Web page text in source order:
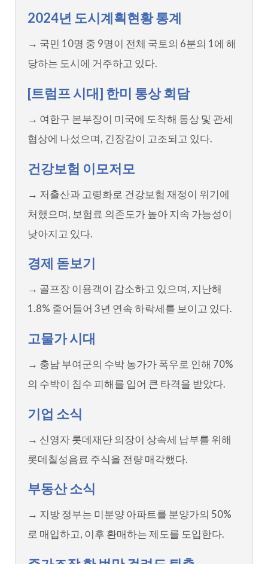
2024년 도시계획현황 통계
→ 국민 10명 중 9명이 전체 국토의 6분의 1에 해
당하는 도시에 거주하고 있다.
[트럼프 시대] 한미 통상 회담
→ 여한구 본부장이 미국에 도착해 통상 및 관세
협상에 나섰으며, 긴장감이 고조되고 있다.
건강보험 이모저모
→ 저출산과 고령화로 건강보험 재정이 위기에
처했으며, 보험료 의존도가 높아 지속 가능성이
낮아지고 있다.
경제 돋보기
→ 골프장 이용객이 감소하고 있으며, 지난해
1.8% 줄어들어 3년 연속 하락세를 보이고 있다.
고물가 시대
→ 충남 부여군의 수박 농가가 폭우로 인해 70%
의 수박이 침수 피해를 입어 큰 타격을 받았다.
기업 소식
→ 신영자 롯데재단 의장이 상속세 납부를 위해
롯데칠성음료 주식을 전량 매각했다.
부동산 소식
→ 지방 정부는 미분양 아파트를 분양가의 50%
로 매입하고, 이후 환매하는 제도를 도입한다.